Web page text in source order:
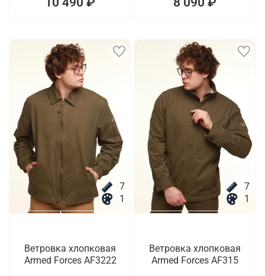
7
1
Ветровка хлопковая
Armed Forces AF3222
7
1
Ветровка хлопковая
Armed Forces AF315